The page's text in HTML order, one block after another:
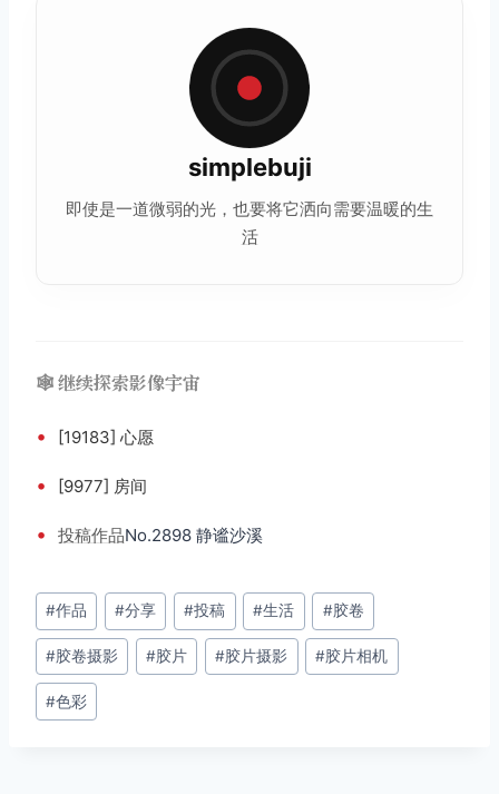
simplebuji
即使是一道微弱的光，也要将它洒向需要温暖的生
活
🕸️ 继续探索影像宇宙
• [19183] 心愿
• [9977] 房间
• 投稿作品No.2898 静谧沙溪
文
章
标
签：
#作品 #分享 #投稿 #生活 #胶卷
#胶卷摄影 #胶片 #胶片摄影 #胶片相机
#色彩